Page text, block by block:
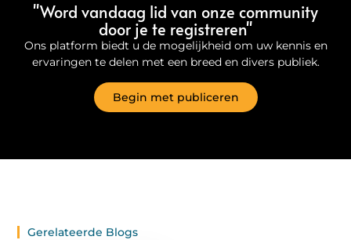
"Word vandaag lid van onze community
door je te registreren"
Ons platform biedt u de mogelijkheid om uw kennis en
ervaringen te delen met een breed en divers publiek.
Begin met publiceren
Gerelateerde Blogs